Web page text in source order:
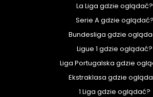
La Liga gdzie oglądać?
Serie A gdzie oglądać?
Bundesliga gdzie
Ligue 1 gdzie oglądać?
Liga Portugalska gdzie
Ekstraklasa gdzie
1 Liga gdzie oglądać?